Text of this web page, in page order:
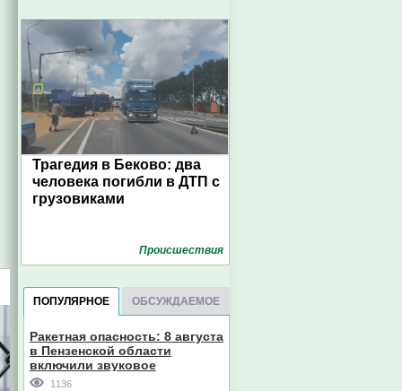
Трагедия в Беково: два
человека погибли в ДТП с
грузовиками
Проиcшествия
ПОПУЛЯРНОЕ ОБСУЖДАЕМОЕ
Ракетная опасность: 8 августа
в Пензенской области
включили звуковое
оповещение
1136